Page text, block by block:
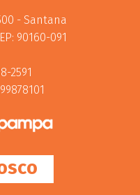
- Santana
90160-091
2591